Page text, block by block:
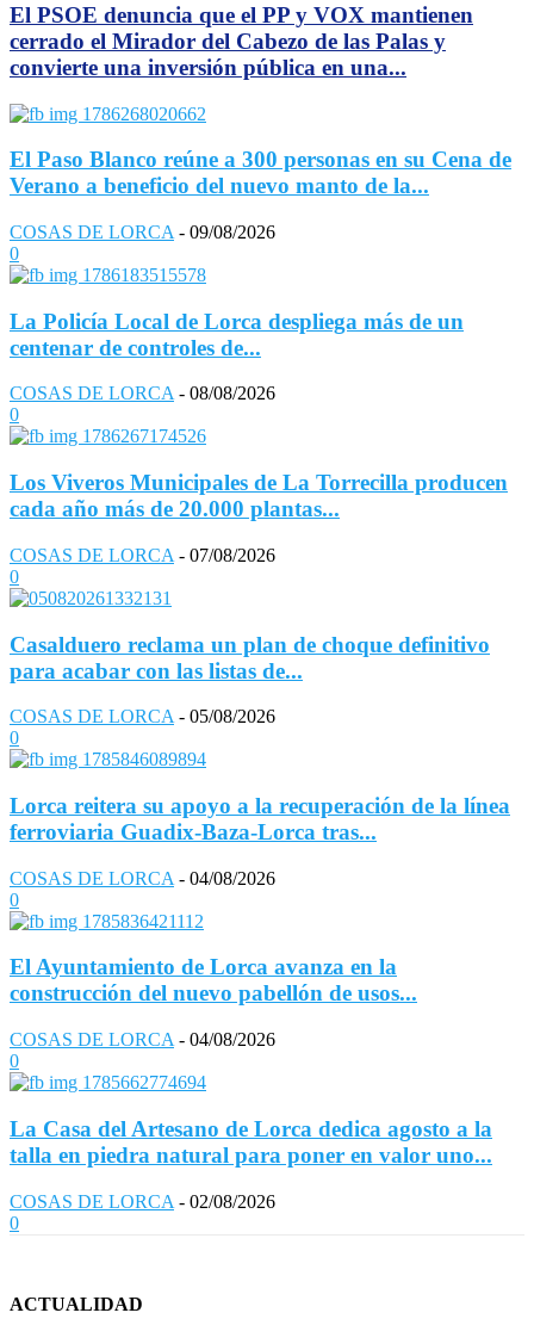
El PSOE denuncia que el PP y VOX mantienen
cerrado el Mirador del Cabezo de las Palas y
convierte una inversión pública en una...
El Paso Blanco reúne a 300 personas en su Cena de
Verano a beneficio del nuevo manto de la...
COSAS DE LORCA - 09/08/2026
0
La Policía Local de Lorca despliega más de un
centenar de controles de...
COSAS DE LORCA - 08/08/2026
0
Los Viveros Municipales de La Torrecilla producen
cada año más de 20.000 plantas...
COSAS DE LORCA - 07/08/2026
0
Casalduero reclama un plan de choque definitivo
para acabar con las listas de...
COSAS DE LORCA - 05/08/2026
0
Lorca reitera su apoyo a la recuperación de la línea
ferroviaria Guadix-Baza-Lorca tras...
COSAS DE LORCA - 04/08/2026
0
El Ayuntamiento de Lorca avanza en la
construcción del nuevo pabellón de usos...
COSAS DE LORCA - 04/08/2026
0
La Casa del Artesano de Lorca dedica agosto a la
talla en piedra natural para poner en valor uno...
COSAS DE LORCA - 02/08/2026
0
ACTUALIDAD